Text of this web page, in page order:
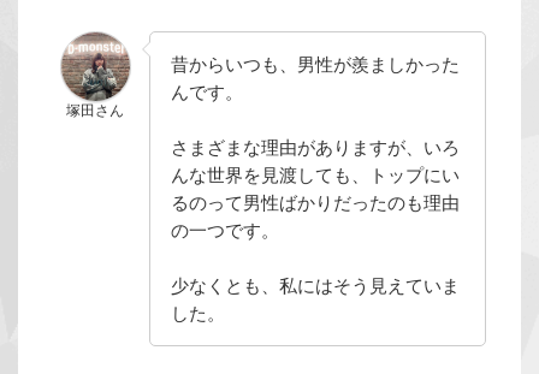
塚田さん
昔からいつも、男性が羨ましかった
んです。
さまざまな理由がありますが、いろ
んな世界を見渡しても、トップにい
るのって男性ばかりだったのも理由
の一つです。
少なくとも、私にはそう見えていま
した。